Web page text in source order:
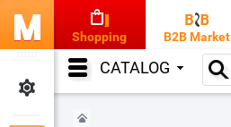
Shopping B2B Market
CATALOG